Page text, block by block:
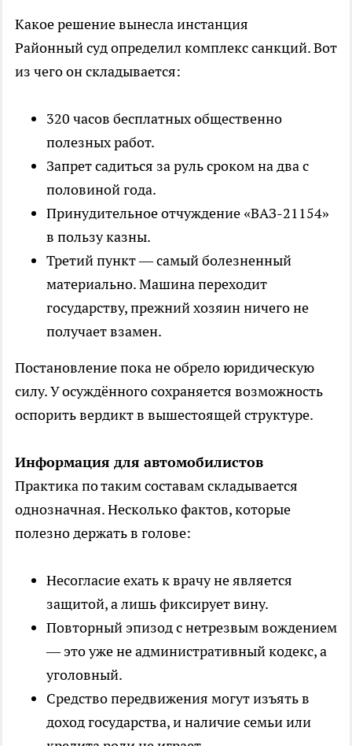
Какое решение вынесла инстанция
Районный суд определил комплекс санкций. Вот
из чего он складывается:
320 часов бесплатных общественно
полезных работ.
Запрет садиться за руль сроком на два с
половиной года.
Принудительное отчуждение «ВАЗ-21154»
в пользу казны.
Третий пункт — самый болезненный
материально. Машина переходит
государству, прежний хозяин ничего не
получает взамен.
Постановление пока не обрело юридическую
силу. У осуждённого сохраняется возможность
оспорить вердикт в вышестоящей структуре.
Информация для автомобилистов
Практика по таким составам складывается
однозначная. Несколько фактов, которые
полезно держать в голове:
Несогласие ехать к врачу не является
защитой, а лишь фиксирует вину.
Повторный эпизод с нетрезвым вождением
— это уже не административный кодекс, а
уголовный.
Средство передвижения могут изъять в
доход государства, и наличие семьи или